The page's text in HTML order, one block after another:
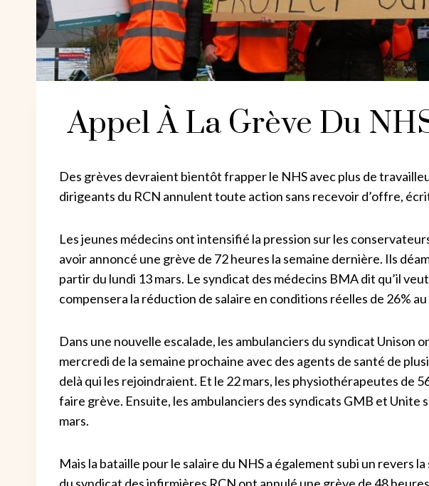
Appel À La Grève Du
Des grèves devraient bientôt frapper le NHS avec plus de
dirigeants du RCN annulent toute action sans recevoir d’offre,
Les jeunes médecins ont intensifié la pression sur les
avoir annoncé une grève de 72 heures la semaine dernière. Ils
partir du lundi 13 mars. Le syndicat des médecins BMA dit qu’il
compensera la réduction de salaire en conditions réelles de 26%
Dans une nouvelle escalade, les ambulanciers du syndicat Unison
mercredi de la semaine prochaine avec des agents de santé de
delà qui les rejoindraient. Et le 22 mars, les physiothérapeutes de
faire grève. Ensuite, les ambulanciers des syndicats GMB et
mars.
Mais la bataille pour le salaire du NHS a également subi un revers